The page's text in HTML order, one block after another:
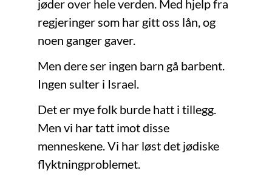
jøder over hele verden. Med hjelp fra
regjeringer som har gitt oss lån, og
noen ganger gaver.
Men dere ser ingen barn gå barbent.
Ingen sulter i Israel.
Det er mye folk burde hatt i tillegg.
Men vi har tatt imot disse
menneskene. Vi har løst det jødiske
flyktningproblemet.